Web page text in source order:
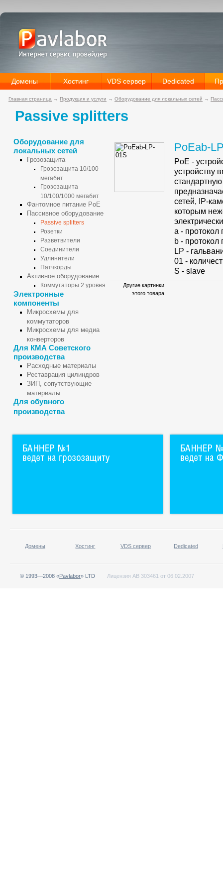
Домены Хостинг VDS сервер Dedicated
Главная страница → Продукция и услуги → Оборудование для локальных сетей →
Passive splitters
Оборудование для
локальных сетей
Грозозащита
Грозозащита 10/100
мегабит
Грозозащита
10/100/1000 мегабит
Фантомное питание PoE
Пассивное оборудование
Passive splitters
Розетки
Разветвители
Соединители
Удлинители
Патчкорды
Активное оборудование
Коммутаторы 2 уровня
Электронные
компоненты
Микросхемы для
коммутаторов
Микросхемы для медиа
конверторов
Для КМА Советского
производства
Расходные материалы
Реставрация цилиндров
ЗИП, сопутствующие
материалы
Для обувного
производства
PoEab-
PoE -
устройству
сетей, IP-
которым
а -
b -
LP -
01 -
S - slave
Другие картинки
этого товара
Домены Хостинг VDS сервер Dedicated
© 1993—2008 «Pavlabor» LTD Лицензия АВ 303461 от 06.02.2007